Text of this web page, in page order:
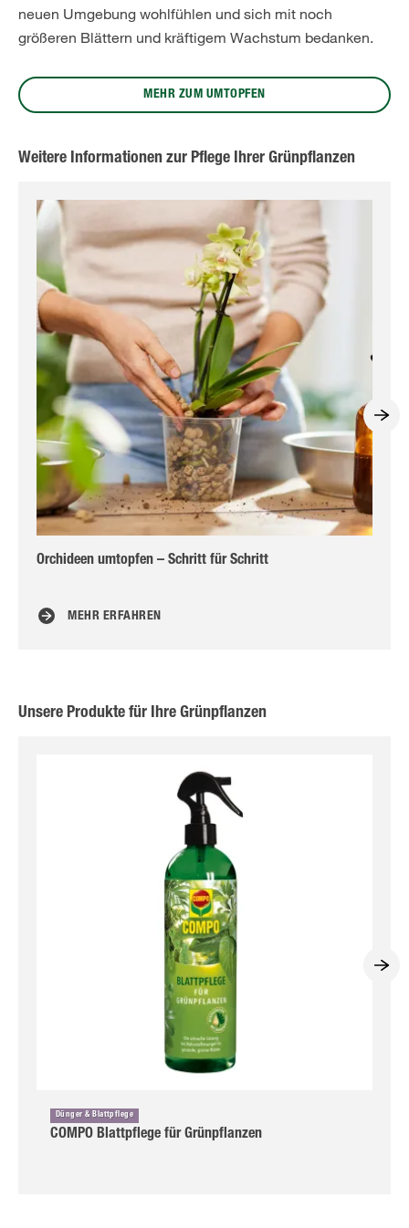
neuen Umgebung wohlfühlen und sich mit noch
größeren Blättern und kräftigem Wachstum bedanken.
MEHR ZUM UMTOPFEN
Weitere Informationen zur Pflege Ihrer Grünpflanzen
Orchideen umtopfen – Schritt für Schritt
MEHR ERFAHREN
Unsere Produkte für Ihre Grünpflanzen
Dünger & Blattpflege
COMPO Blattpflege für Grünpflanzen